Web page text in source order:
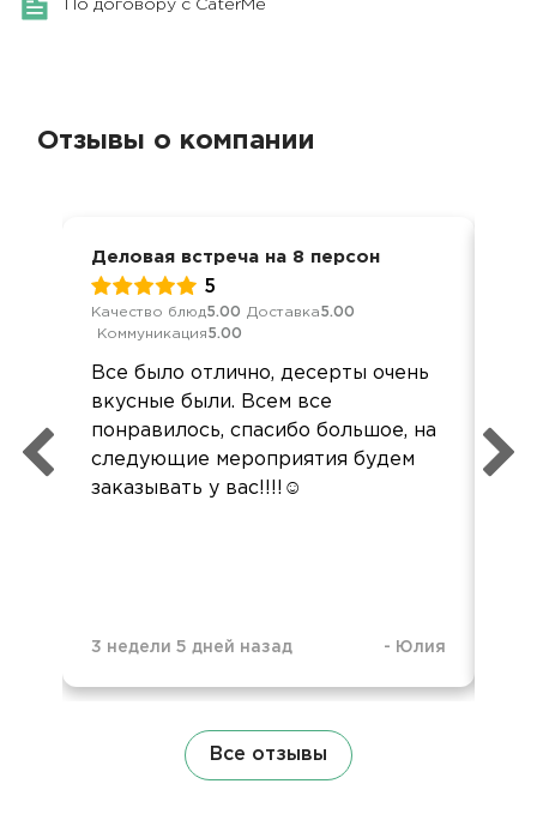
По договору с CaterMe
Отзывы о компании
Деловая встреча на 8 персон
5
Качество блюд5.00 Доставка5.00
Коммуникация5.00
Все было отлично, десерты очень
вкусные были. Всем все
понравилось, спасибо большое, на
следующие мероприятия будем
заказывать у вас!!!!☺️
3 недели 5 дней назад - Юлия
Все отзывы